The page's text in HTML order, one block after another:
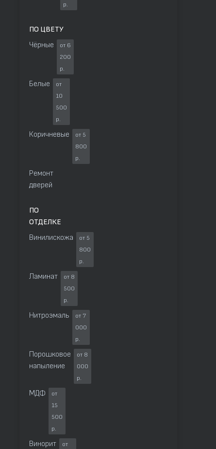
р.
ПО ЦВЕТУ
Чёрные
от 6
200
р.
Белые
от
10
500
р.
Коричневые
от 5
800
р.
Ремонт
дверей
ПО
ОТДЕЛКЕ
Винилискожа
от 5
800
р.
Ламинат
от 8
500
р.
Нитроэмаль
от 7
000
р.
Порошковое
напыление
от 8
000
р.
МДФ
от
15
500
р.
Винорит
от